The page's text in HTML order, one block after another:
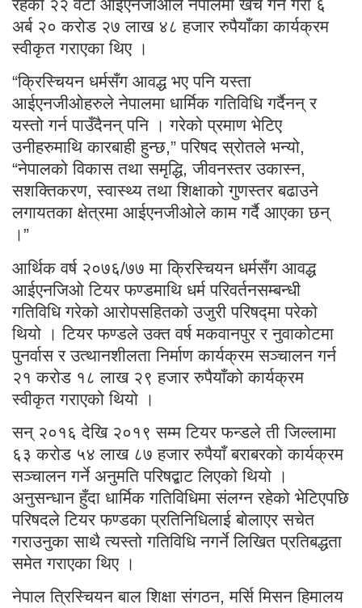
रहेका २२ वटा आईएनजीओले नेपालमा खर्च गर्ने गरी ६
अर्ब २० करोड २७ लाख ४८ हजार रुपैयाँका कार्यक्रम
स्वीकृत गराएका थिए ।
“क्रिस्चियन धर्मसँग आवद्ध भए पनि यस्ता
आईएनजीओहरुले नेपालमा धार्मिक गतिविधि गर्दैनन् र
यस्तो गर्न पाउँदैनन् पनि । गरेको प्रमाण भेटिए
उनीहरुमाथि कारबाही हुन्छ,” परिषद स्रोतले भन्यो,
“नेपालको विकास तथा समृद्धि, जीवनस्तर उकास्न,
सशक्तिकरण, स्वास्थ्य तथा शिक्षाको गुणस्तर बढाउने
लगायतका क्षेत्रमा आईएनजीओले काम गर्दै आएका छन्
।”
आर्थिक वर्ष २०७६/७७ मा क्रिस्चियन धर्मसँग आवद्ध
आईएनजिओ टियर फण्डमाथि धर्म परिवर्तनसम्बन्धी
गतिविधि गरेको आरोपसहितको उजुरी परिषद्मा परेको
थियो । टियर फण्डले उक्त वर्ष मकवानपुर र नुवाकोटमा
पुनर्वास र उत्थानशीलता निर्माण कार्यक्रम सञ्चालन गर्न
२१ करोड १८ लाख २९ हजार रुपैयाँको कार्यक्रम
स्वीकृत गराएको थियो ।
सन् २०१६ देखि २०१९ सम्म टियर फन्डले ती जिल्लामा
६३ करोड ५४ लाख ८७ हजार रुपैयाँ बराबरको कार्यक्रम
सञ्चालन गर्ने अनुमति परिषद्बाट लिएको थियो ।
अनुसन्धान हुँदा धार्मिक गतिविधिमा संलग्न रहेको भेटिएपछि
परिषदले टियर फण्डका प्रतिनिधिलाई बोलाएर सचेत
गराउनुका साथै त्यस्तो गतिविधि नगर्ने लिखित प्रतिबद्धता
समेत गराएका थिए ।
नेपाल त्रिस्चियन बाल शिक्षा संगठन, मर्सि मिसन हिमालय